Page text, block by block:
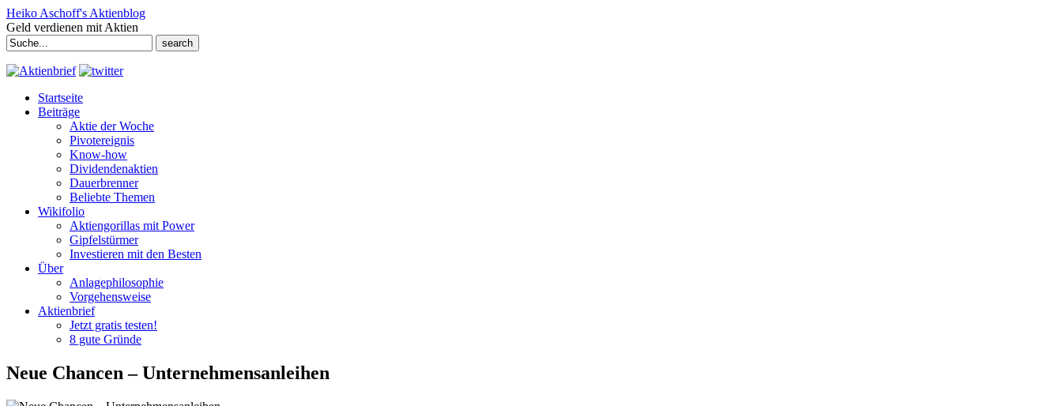
Heiko Aschoff's Aktienblog
Geld verdienen mit Aktien
Search
for:
Startseite
Beiträge
Aktie der Woche
Pivotereignis
Know-how
Dividendenaktien
Dauerbrenner
Beliebte Themen
Wikifolio
Aktiengorillas mit Power
Gipfelstürmer
Investieren mit den Besten
Über
Anlagephilosophie
Vorgehensweise
Aktienbrief
Jetzt gratis testen!
8 gute Gründe
Neue Chancen – Unternehmensanleihen